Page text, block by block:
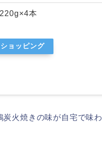
本
ョッピング
炭火焼きの味が自宅で味わ